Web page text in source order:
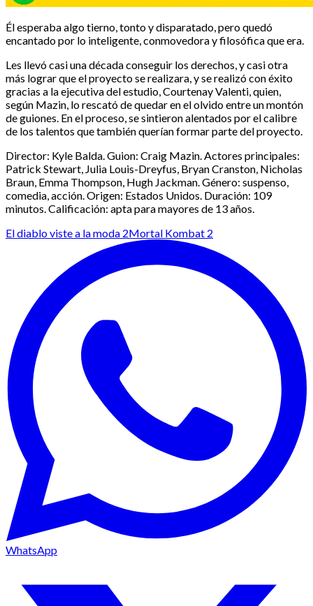
Él esperaba algo tierno, tonto y disparatado, pero quedó
encantado por lo inteligente, conmovedora y filosófica que era.
Les llevó casi una década conseguir los derechos, y casi otra
más lograr que el proyecto se realizara, y se realizó con éxito
gracias a la ejecutiva del estudio, Courtenay Valenti, quien,
según Mazin, lo rescató de quedar en el olvido entre un montón
de guiones. En el proceso, se sintieron alentados por el calibre
de los talentos que también querían formar parte del proyecto.
Director: Kyle Balda. Guion: Craig Mazin. Actores principales:
Patrick Stewart, Julia Louis-Dreyfus, Bryan Cranston, Nicholas
Braun, Emma Thompson, Hugh Jackman. Género: suspenso,
comedia, acción. Origen: Estados Unidos. Duración: 109
minutos. Calificación: apta para mayores de 13 años.
El diablo viste a la moda 2Mortal Kombat 2
WhatsApp